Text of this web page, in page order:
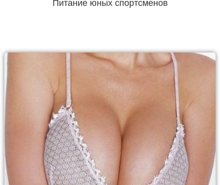
Питание юных спортсменов